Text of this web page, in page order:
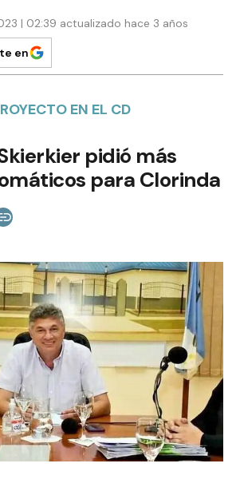
| 02:39 actualizado hace 3 años
en
EN EL CD
pidió más
para Clorinda